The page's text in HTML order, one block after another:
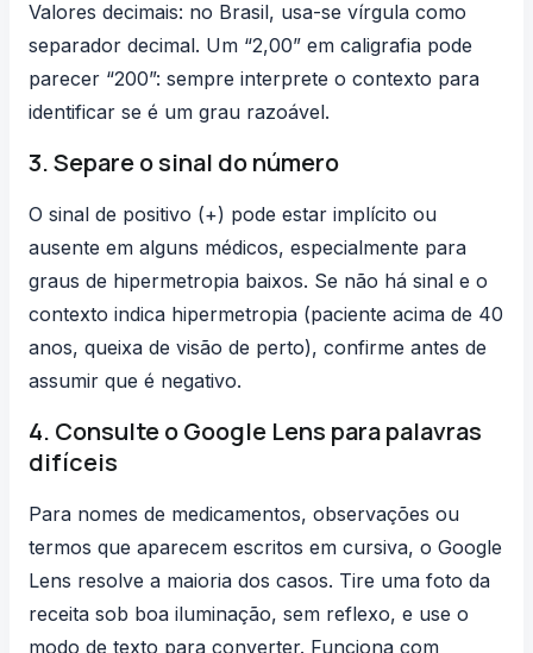
Valores decimais: no Brasil, usa-se vírgula como
separador decimal. Um “2,00” em caligrafia pode
parecer “200”: sempre interprete o contexto para
identificar se é um grau razoável.
3. Separe o sinal do número
O sinal de positivo (+) pode estar implícito ou
ausente em alguns médicos, especialmente para
graus de hipermetropia baixos. Se não há sinal e o
contexto indica hipermetropia (paciente acima de 40
anos, queixa de visão de perto), confirme antes de
assumir que é negativo.
4. Consulte o Google Lens para palavras
difíceis
Para nomes de medicamentos, observações ou
termos que aparecem escritos em cursiva, o Google
Lens resolve a maioria dos casos. Tire uma foto da
receita sob boa iluminação, sem reflexo, e use o
modo de texto para converter. Funciona com